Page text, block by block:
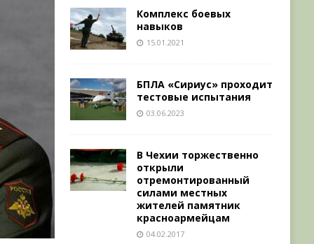
Комплекс боевых
навыков
15.01.2021
БПЛА «Сириус» проходит
тестовые испытания
03.06.2023
В Чехии торжественно
открыли
отремонтированный
силами местных
жителей памятник
красноармейцам
04.02.2017